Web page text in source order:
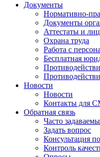
Документы
Нормативно-
Документы
Аттестаты и
Охрана труда
Работа с
Бесплатная
Новости
Новости
Контакты для
Обратная связь
Часто
Задать вопрос
Консультация
Контроль